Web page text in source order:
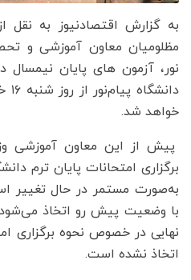
به گزارش اقتصادنیوز به نقل
مظلومیان معاون آموزشی و
خواهد شد.
پیش از این معاون آموزشی
برگزاری امتحانات پایان ترم
به‌صورت مستمر در حال تغییر
با وضعیت پیش رو اتخاذ
نهایی در خصوص نحوه برگزاری
اتخاذ نشده است.